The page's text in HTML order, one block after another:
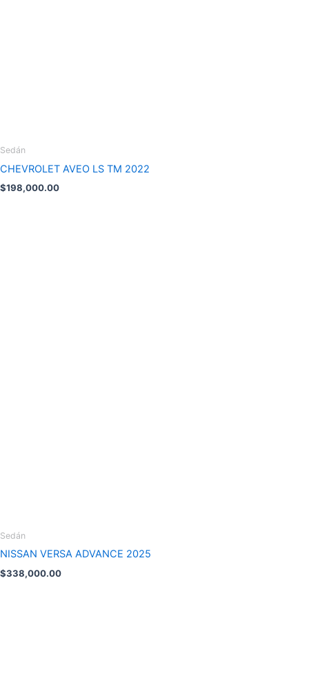
Sedán
CHEVROLET AVEO LS TM 2022
$198,000.00
Sedán
NISSAN VERSA ADVANCE 2025
$338,000.00